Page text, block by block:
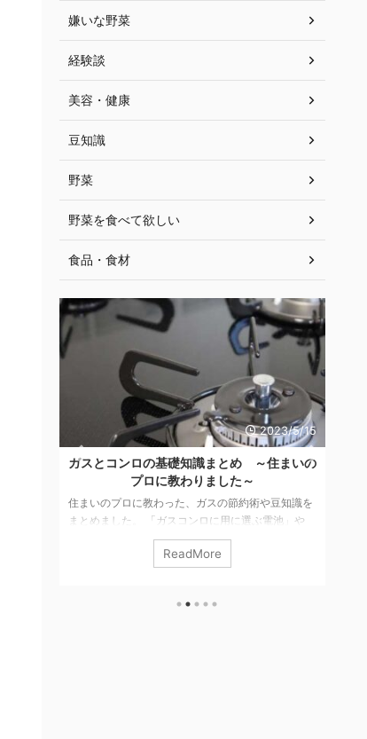
嫌いな野菜
経験談
美容・健康
豆知識
野菜
野菜を食べて欲しい
食品・食材
介し
都
2022/4/16
山芋・長芋のココが嫌い！とろろ系ネバネバ
芋は嫌い！の大人のホンネ
春菊と言えば鍋物を思い浮かべる私ですが… 冬だけ
の野菜かと思ったら、年間を通して出荷されている
そうです。 鍋物以外には、サラダやおひたしなどで
食べることができます。 関東では春菊、関西では菊
ば、東北の親せきは菊の花（食用菊）もおひたしに
ReadMore